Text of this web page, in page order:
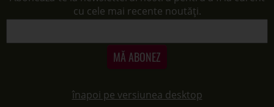
SERVICII PENTRU CLIENȚI
Despre noi
Comandă rapidă